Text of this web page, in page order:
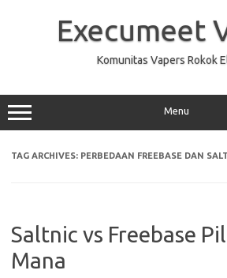
Execumeet
Komunitas Vapers Rokok
Menu
TAG ARCHIVES: PERBEDAAN FREEBASE DAN
Saltnic vs Freebase
Mana